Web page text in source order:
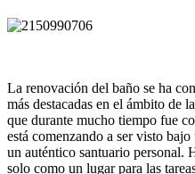
La renovación del baño se ha
más destacadas en el ámbito de
que durante mucho tiempo fue
está comenzando a ser visto
un auténtico santuario personal.
solo como un lugar para las